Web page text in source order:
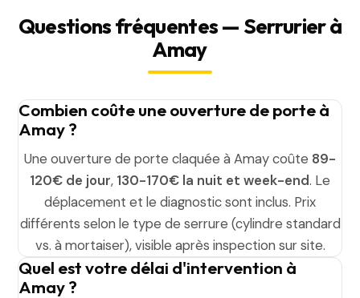
Questions fréquentes — Serrurier à
Amay
Combien coûte une ouverture de porte à
Amay ?
Une ouverture de porte claquée à Amay coûte 89-
120€ de jour, 130-170€ la nuit et week-end. Le
déplacement et le diagnostic sont inclus. Prix
différents selon le type de serrure (cylindre standard
vs. à mortaiser), visible après inspection sur site.
Quel est votre délai d'intervention à
Amay ?